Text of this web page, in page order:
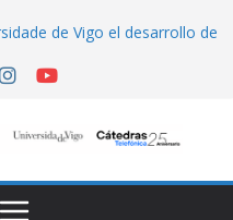
de Vigo el desarrollo de